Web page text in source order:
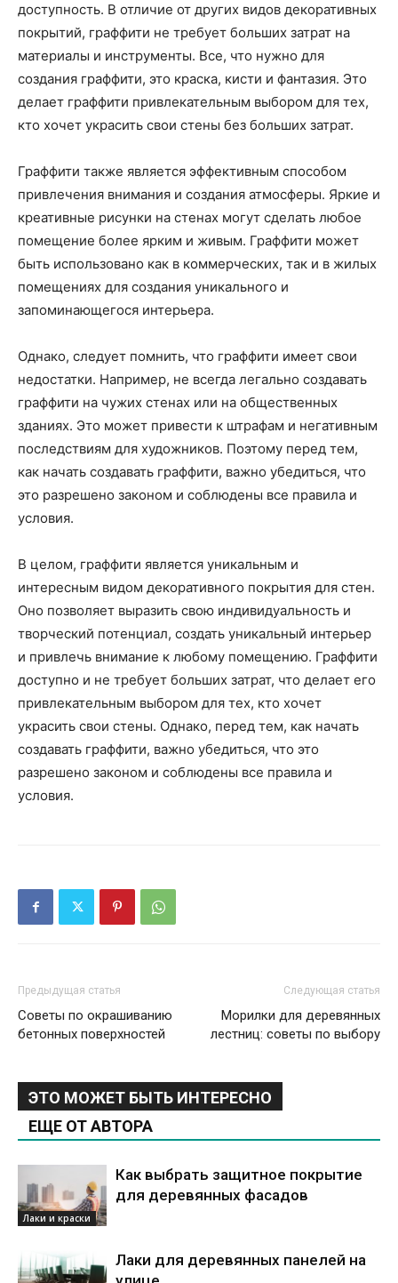
доступность. В отличие от других видов декоративных
покрытий, граффити не требует больших затрат на
материалы и инструменты. Все, что нужно для
создания граффити, это краска, кисти и фантазия. Это
делает граффити привлекательным выбором для тех,
кто хочет украсить свои стены без больших затрат.
Граффити также является эффективным способом
привлечения внимания и создания атмосферы. Яркие и
креативные рисунки на стенах могут сделать любое
помещение более ярким и живым. Граффити может
быть использовано как в коммерческих, так и в жилых
помещениях для создания уникального и
запоминающегося интерьера.
Однако, следует помнить, что граффити имеет свои
недостатки. Например, не всегда легально создавать
граффити на чужих стенах или на общественных
зданиях. Это может привести к штрафам и негативным
последствиям для художников. Поэтому перед тем,
как начать создавать граффити, важно убедиться, что
это разрешено законом и соблюдены все правила и
условия.
В целом, граффити является уникальным и
интересным видом декоративного покрытия для стен.
Оно позволяет выразить свою индивидуальность и
творческий потенциал, создать уникальный интерьер
и привлечь внимание к любому помещению. Граффити
доступно и не требует больших затрат, что делает его
привлекательным выбором для тех, кто хочет
украсить свои стены. Однако, перед тем, как начать
создавать граффити, важно убедиться, что это
разрешено законом и соблюдены все правила и
условия.
Предыдущая статья
Советы по окрашиванию
бетонных поверхностей
Следующая статья
Морилки для деревянных
лестниц: советы по выбору
ЭТО МОЖЕТ БЫТЬ ИНТЕРЕСНО
ЕЩЕ ОТ АВТОРА
Лаки и краски
Как выбрать защитное покрытие
для деревянных фасадов
Лаки для деревянных панелей на